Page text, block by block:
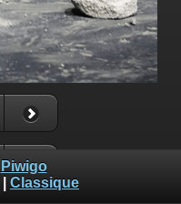
Piwigo
Classique